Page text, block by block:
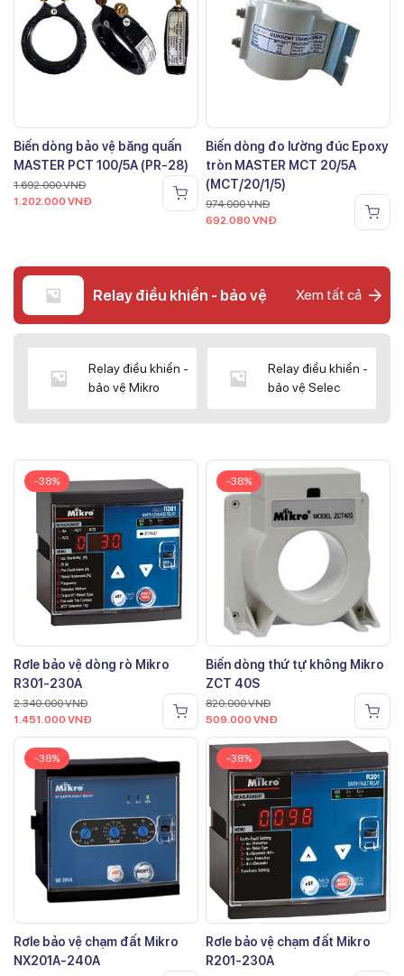
Biến dòng bảo vệ băng quấn
MASTER PCT 100/5A (PR-28)
1.692.000VNĐ
1.202.000 VNĐ
Biến dòng đo lường đúc Epoxy
tròn MASTER MCT 20/5A
(MCT/20/1/5)
974.000VNĐ
692.080 VNĐ
Relay điều khiển - bảo vệ Xem tất cả
Relay điều khiển -
bảo vệ Mikro
Relay điều khiển -
bảo vệ Selec
-38%
Rơle bảo vệ dòng rò Mikro
R301-230A
2.340.000VNĐ
1.451.000 VNĐ
-38%
Biến dòng thứ tự không Mikro
ZCT 40S
820.000VNĐ
509.000 VNĐ
-38%
Rơle bảo vệ chạm đất Mikro
NX201A-240A
-38%
Rơle bảo vệ chạm đất Mikro
R201-230A